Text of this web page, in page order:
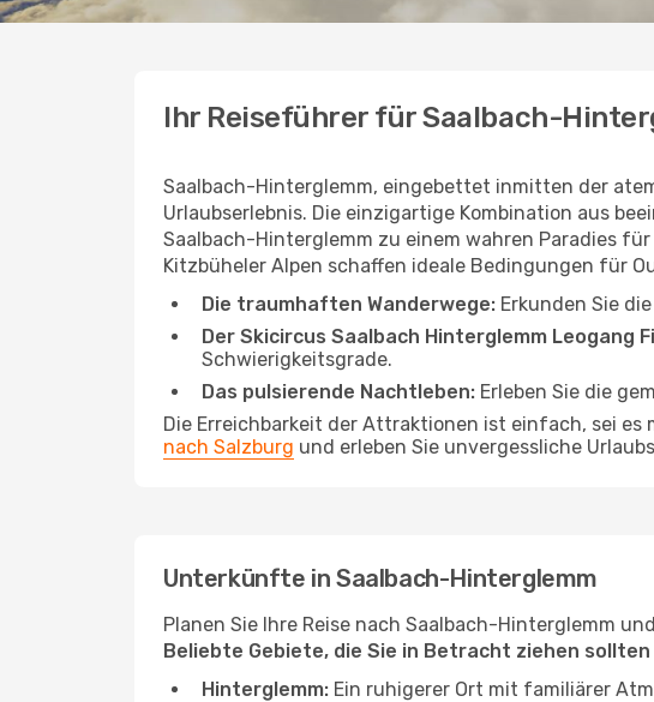
Ihr Reiseführer für Saalbach-
Saalbach-Hinterglemm, eingebettet inmitten der
Urlaubserlebnis. Die einzigartige Kombination aus
Saalbach-Hinterglemm zu einem wahren Paradies
Kitzbüheler Alpen schaffen ideale Bedingungen für
Die traumhaften Wanderwege: Erkunden Sie
Der Skicircus Saalbach Hinterglemm Leogang
Schwierigkeitsgrade.
Das pulsierende Nachtleben: Erleben Sie die
Die Erreichbarkeit der Attraktionen ist einfach, sei
nach Salzburg und erleben Sie unvergessliche
Unterkünfte in Saalbach-Hinterglemm
Planen Sie Ihre Reise nach Saalbach-Hinterglemm
Beliebte Gebiete, die Sie in Betracht ziehen sollten
Hinterglemm: Ein ruhigerer Ort mit familiärer